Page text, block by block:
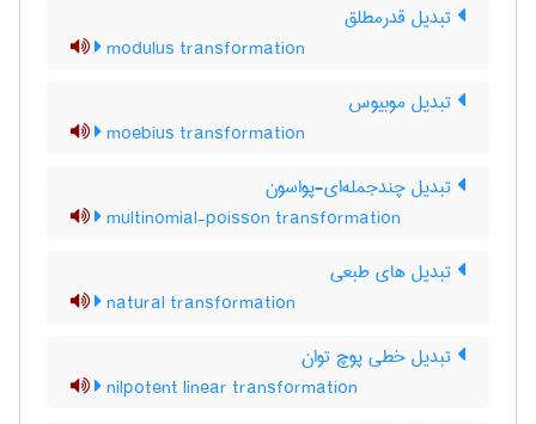
تبدیل قدرمطلق
modulus transformation
تبدیل موبیوس
moebius transformation
تبدیل چندجمله‌ای-پواسون
multinomial-poisson transformation
تبدیل های طبعی
natural transformation
تبدیل خطی پوچ توان
nilpotent linear transformation